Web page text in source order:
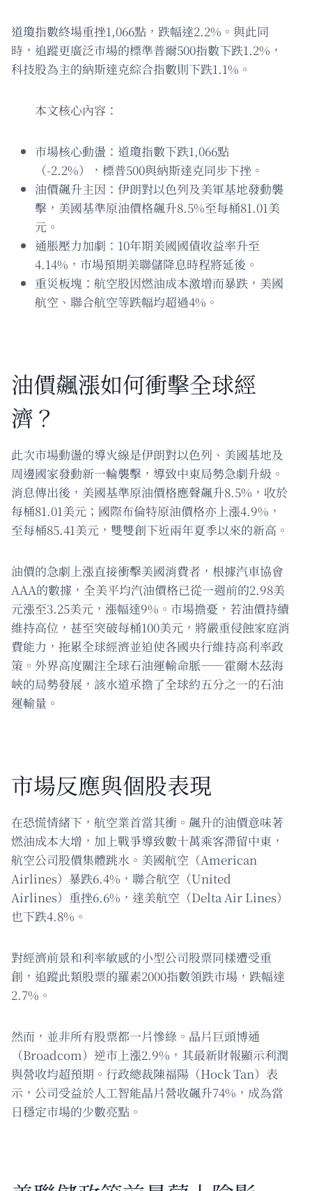
道瓊指數終場重挫1,066點，跌幅達2.2%。與此同
時，追蹤更廣泛市場的標準普爾500指數下跌1.2%，
科技股為主的納斯達克綜合指數則下跌1.1%。
本文核心內容：
市場核心動盪：道瓊指數下跌1,066點
（-2.2%），標普500與納斯達克同步下挫。
油價飆升主因：伊朗對以色列及美軍基地發動襲
擊，美國基準原油價格飆升8.5%至每桶81.01美
元。
通脹壓力加劇：10年期美國國債收益率升至
4.14%，市場預期美聯儲降息時程將延後。
重災板塊：航空股因燃油成本激增而暴跌，美國
航空、聯合航空等跌幅均超過4%。
油價飆漲如何衝擊全球經
濟？
此次市場動盪的導火線是伊朗對以色列、美國基地及
周邊國家發動新一輪襲擊，導致中東局勢急劇升級。
消息傳出後，美國基準原油價格應聲飆升8.5%，收於
每桶81.01美元；國際布倫特原油價格亦上漲4.9%，
至每桶85.41美元，雙雙創下近兩年夏季以來的新高。
油價的急劇上漲直接衝擊美國消費者，根據汽車協會
AAA的數據，全美平均汽油價格已從一週前的2.98美
元漲至3.25美元，漲幅達9%。市場擔憂，若油價持續
維持高位，甚至突破每桶100美元，將嚴重侵蝕家庭消
費能力，拖累全球經濟並迫使各國央行維持高利率政
策。外界高度關注全球石油運輸命脈——霍爾木茲海
峽的局勢發展，該水道承擔了全球約五分之一的石油
運輸量。
市場反應與個股表現
在恐慌情緒下，航空業首當其衝。飆升的油價意味著
燃油成本大增，加上戰爭導致數十萬乘客滯留中東，
航空公司股價集體跳水。美國航空（American
Airlines）暴跌6.4%，聯合航空（United
Airlines）重挫6.6%，達美航空（Delta Air Lines）
也下跌4.8%。
對經濟前景和利率敏感的小型公司股票同樣遭受重
創，追蹤此類股票的羅素2000指數領跌市場，跌幅達
2.7%。
然而，並非所有股票都一片慘綠。晶片巨頭博通
（Broadcom）逆市上漲2.9%，其最新財報顯示利潤
與營收均超預期。行政總裁陳福陽（Hock Tan）表
示，公司受益於人工智能晶片營收飆升74%，成為當
日穩定市場的少數亮點。